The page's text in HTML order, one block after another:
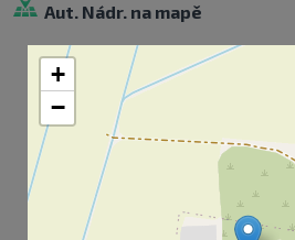
Aut. Nádr. na mapě
+
−